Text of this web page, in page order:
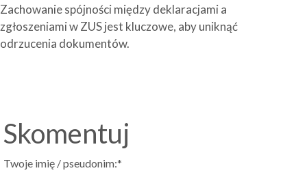
Zachowanie spójności między deklaracjami a
zgłoszeniami w ZUS jest kluczowe, aby uniknąć
odrzucenia dokumentów.
Skomentuj
Twoje imię / pseudonim:*